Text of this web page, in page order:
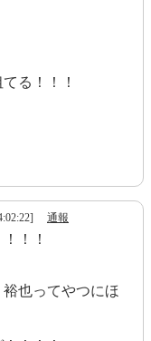
る！！！
通報
！！
也ってやつにほ